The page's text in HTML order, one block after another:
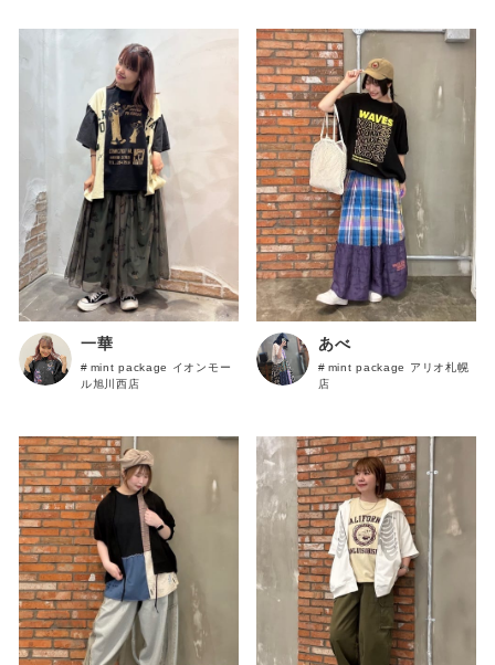
この条件で絞り込む
一華
mint package イオンモー
ル旭川西店
あべ
mint package アリオ札幌
店